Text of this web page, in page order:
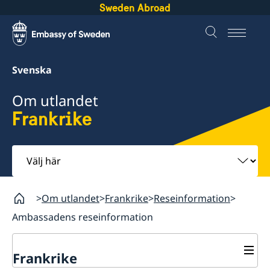
Sweden Abroad
Svenska
Om utlandet
Frankrike
Välj
här
Om utlandet Frankrike Reseinformation
Ambassadens reseinformation
Frankrike